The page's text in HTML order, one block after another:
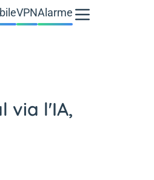
VPNAlarme
via l'IA,